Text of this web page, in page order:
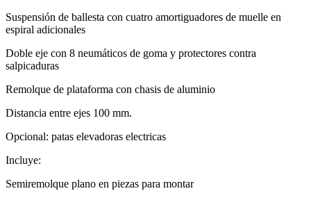
Suspensión de ballesta con cuatro amortiguadores de muelle en
espiral adicionales
Doble eje con 8 neumáticos de goma y protectores contra
salpicaduras
Remolque de plataforma con chasis de aluminio
Distancia entre ejes 100 mm.
Opcional: patas elevadoras electricas
Incluye:
Semiremolque plano en piezas para montar